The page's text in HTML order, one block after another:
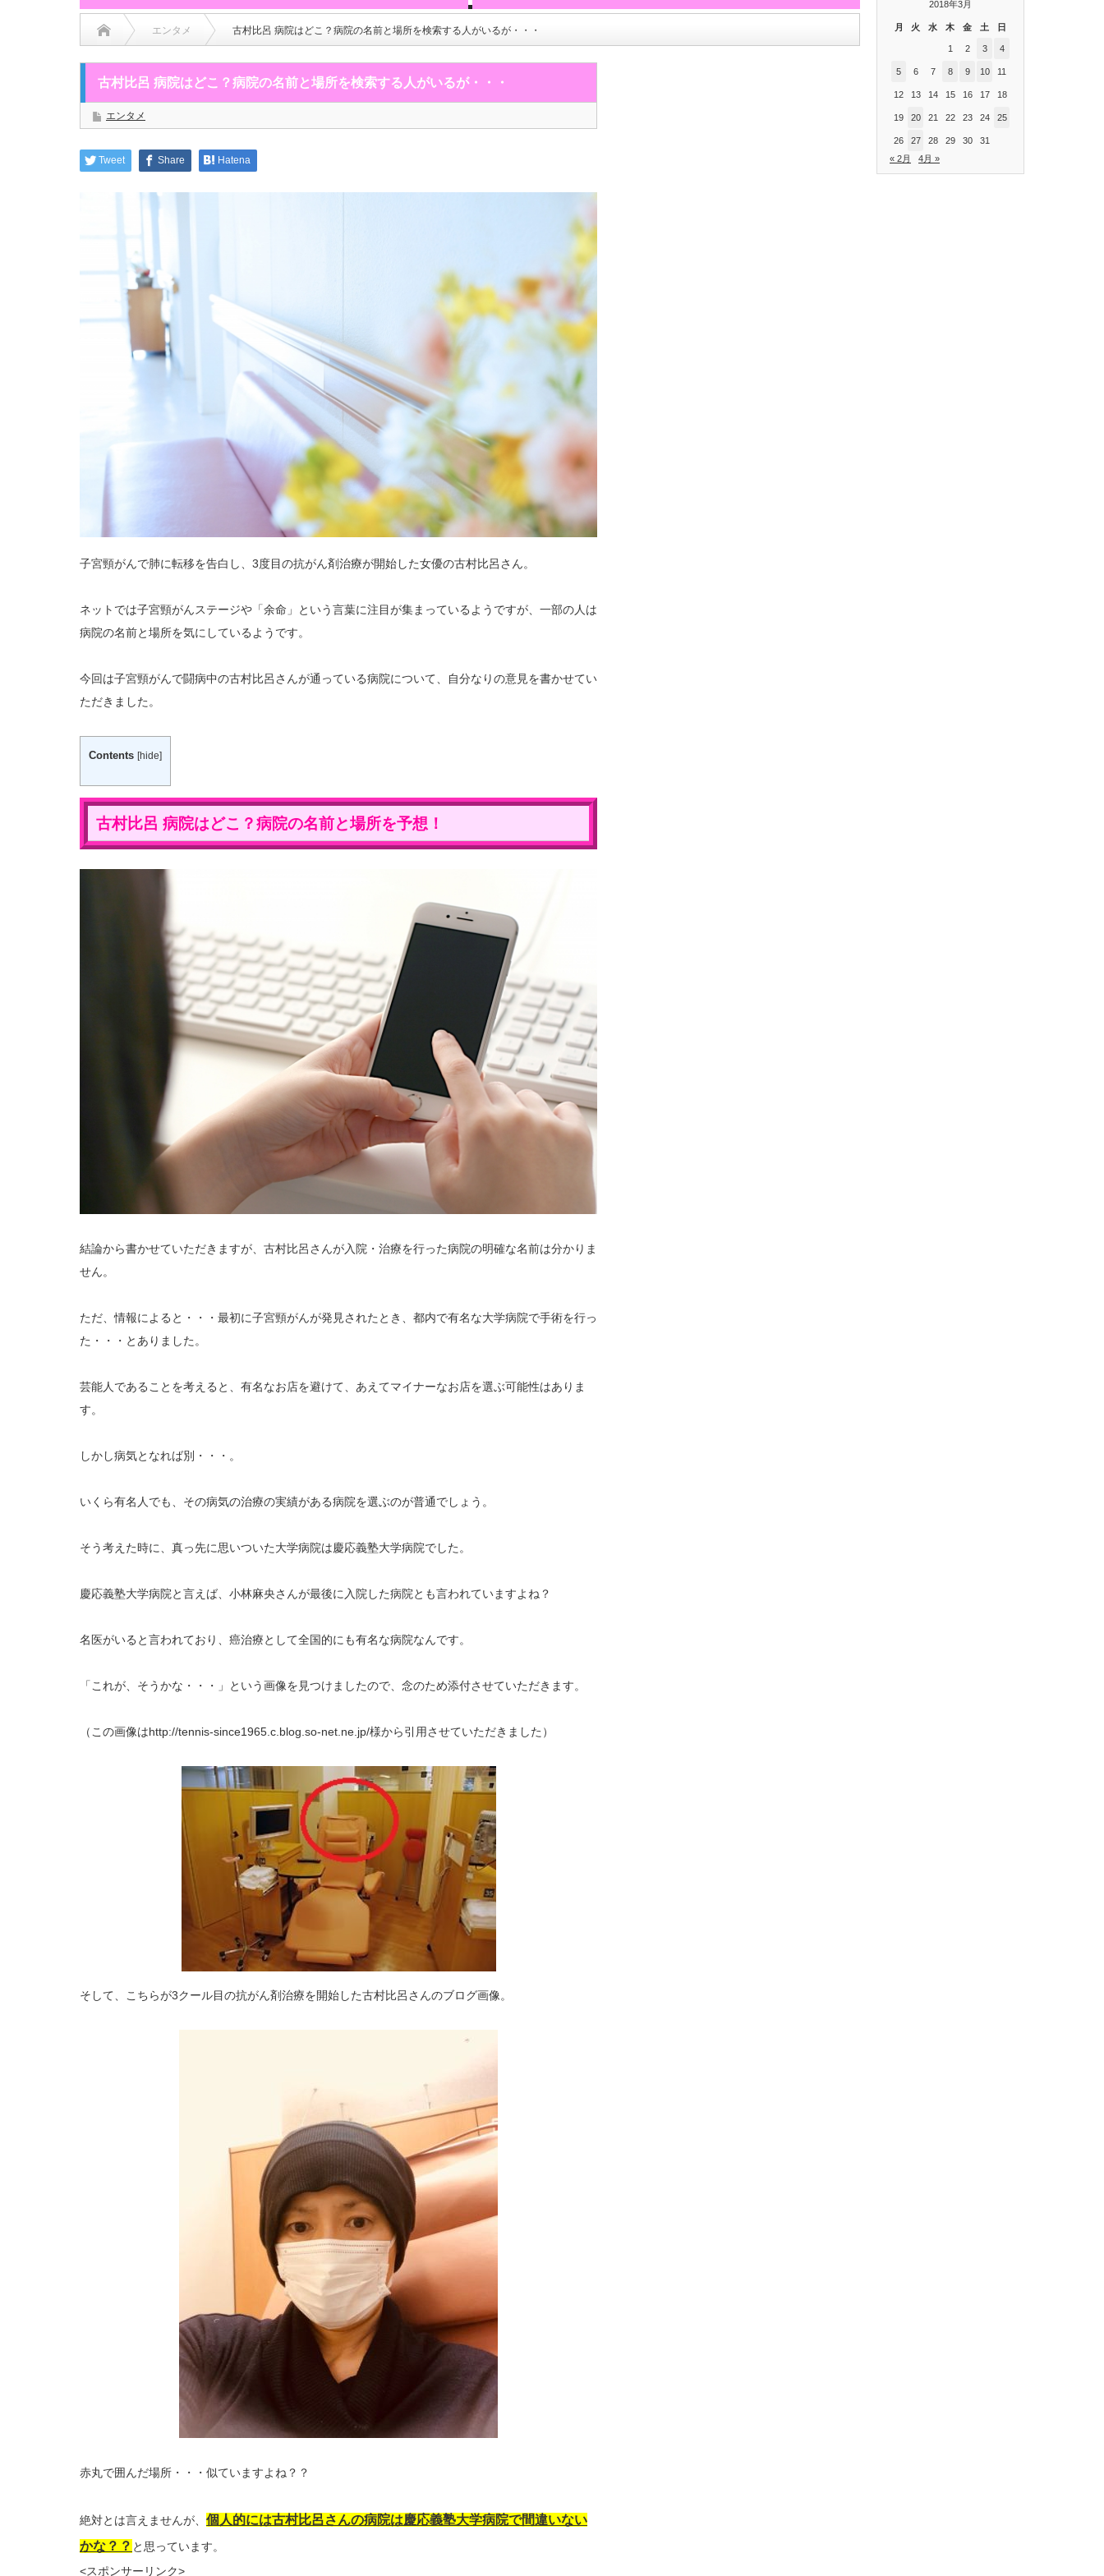
エンタメ 古村比呂 病院はどこ？病院の名前と場所を検索する人がいるが・・・
古村比呂 病院はどこ？病院の名前と場所を検索する人がいるが・・・
エンタメ
Tweet Share Hatena
子宮頸がんで肺に転移を告白し、3度目の抗がん剤治療が開始した女優の古村比呂さん。
ネットでは子宮頸がんステージや「余命」という言葉に注目が集まっているようですが、一部の人は
病院の名前と場所を気にしているようです。
今回は子宮頸がんで闘病中の古村比呂さんが通っている病院について、自分なりの意見を書かせてい
ただきました。
Contents [hide]
古村比呂 病院はどこ？病院の名前と場所を予想！
結論から書かせていただきますが、古村比呂さんが入院・治療を行った病院の明確な名前は分かりま
せん。
ただ、情報によると・・・最初に子宮頸がんが発見されたとき、都内で有名な大学病院で手術を行っ
た・・・とありました。
芸能人であることを考えると、有名なお店を避けて、あえてマイナーなお店を選ぶ可能性はありま
す。
しかし病気となれば別・・・。
いくら有名人でも、その病気の治療の実績がある病院を選ぶのが普通でしょう。
そう考えた時に、真っ先に思いついた大学病院は慶応義塾大学病院でした。
慶応義塾大学病院と言えば、小林麻央さんが最後に入院した病院とも言われていますよね？
名医がいると言われており、癌治療として全国的にも有名な病院なんです。
「これが、そうかな・・・」という画像を見つけましたので、念のため添付させていただきます。
（この画像はhttp://tennis-since1965.c.blog.so-net.ne.jp/様から引用させていただきました）
そして、こちらが3クール目の抗がん剤治療を開始した古村比呂さんのブログ画像。
赤丸で囲んだ場所・・・似ていますよね？？
絶対とは言えませんが、 個人的には古村比呂さんの病院は慶応義塾大学病院で間違いない
かな？？ と思っています。
<スポンサーリンク>
2018年3月
月 火 水 木 金 土 日
1 2 3 4
5 6 7 8 9 10 11
12 13 14 15 16 17 18
19 20 21 22 23 24 25
26 27 28 29 30
31
« 2月
4月 »